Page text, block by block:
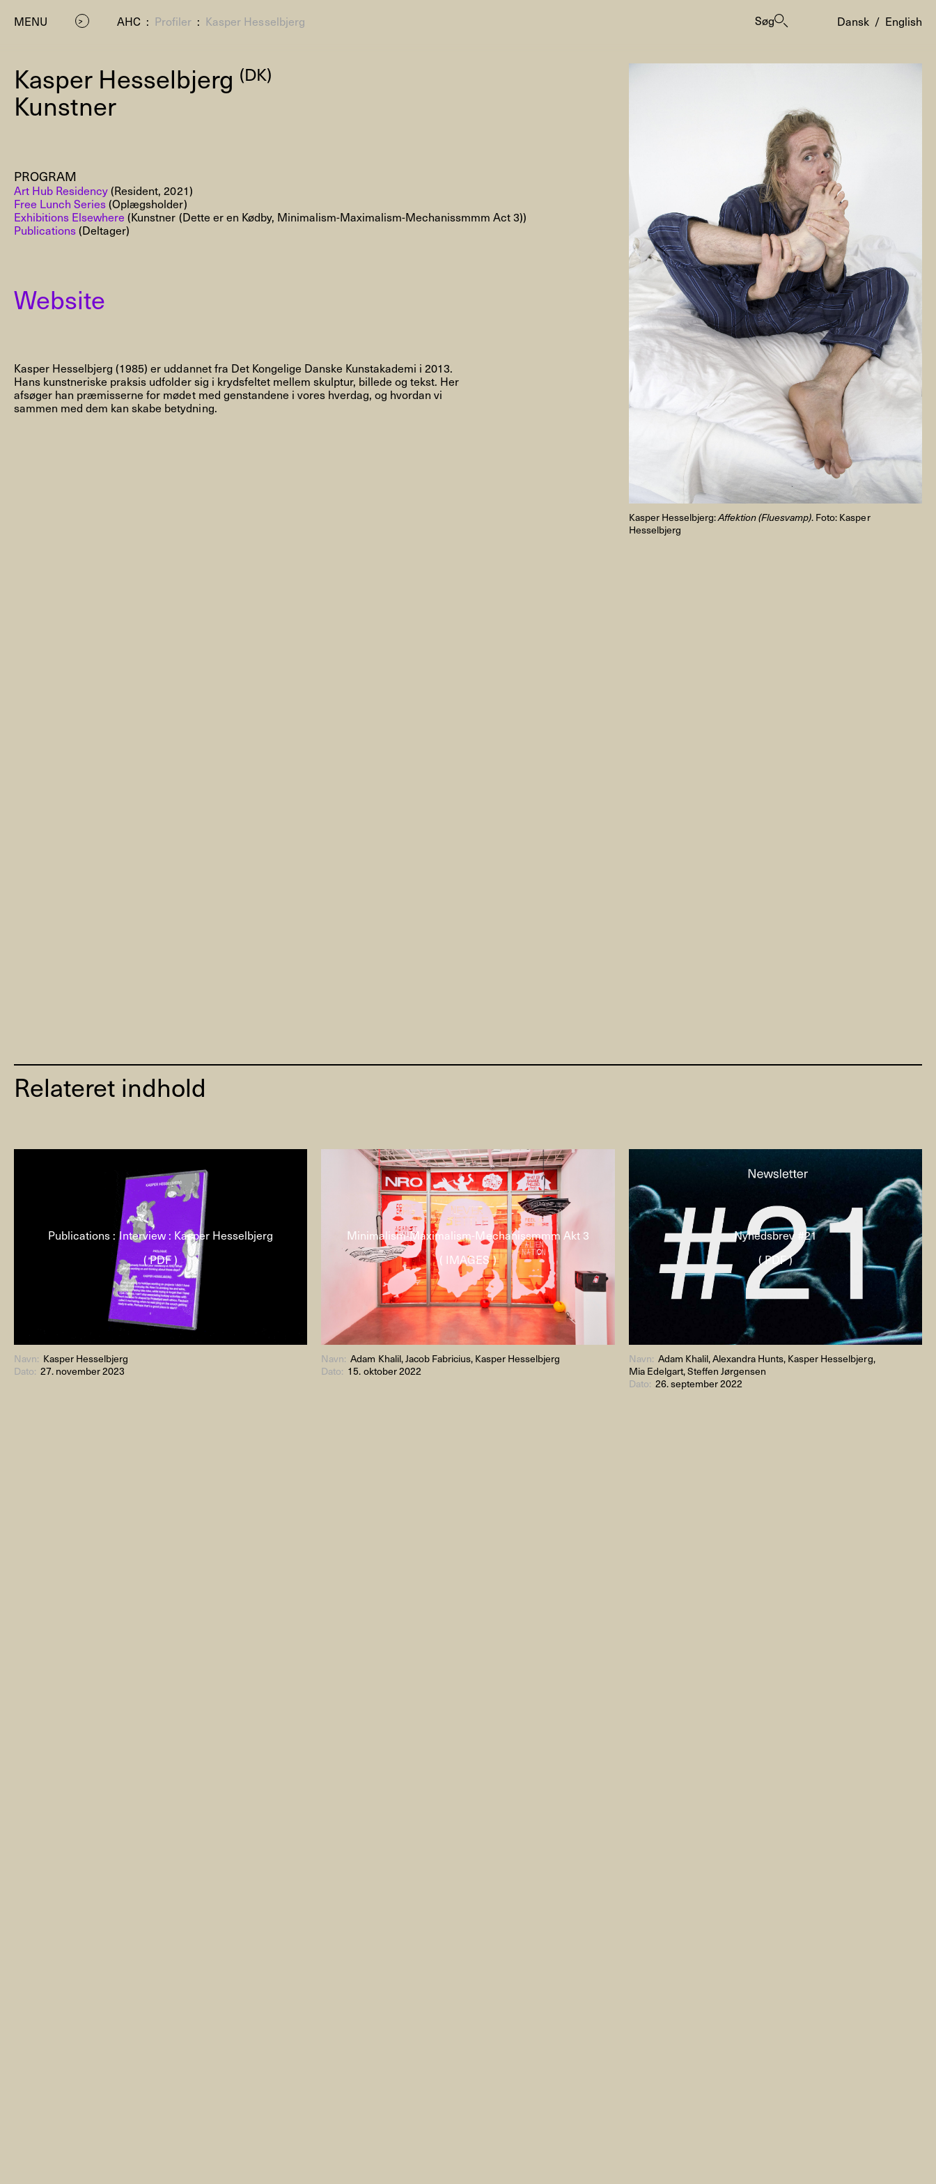
MENU AHC : Profiler : Kasper Hesselbjerg
Kalender Room RoomAHC Channel
Programmer
Public Programmes
Om AHC
NYHEDSBREV
FACEBOOK LINKEDIN COOKIEPOLITIK
Søg Dansk / English
Kasper Hesselbjerg (DK)
Kunstner
PROGRAM
Art Hub Residency(Resident, 2021)
Free Lunch Series(Oplægsholder)
Exhibitions Elsewhere (Kunstner (Dette er en Kødby, Minimalism-Maximalism-Mechanissmmm Act 3))
Publications(Deltager)
Website
Kasper Hesselbjerg (1985) er uddannet fra Det Kongelige Danske Kunstakademi i 2013.
Hans kunstneriske praksis udfolder sig i krydsfeltet mellem skulptur, billede og tekst. Her
afsøger han præmisserne for mødet med genstandene i vores hverdag, og hvordan vi
sammen med dem kan skabe betydning.
Kasper Hesselbjerg:Affektion (Fluesvamp). Foto: Kasper
Hesselbjerg
Relateret indhold
Publications : Interview : Kasper Hesselbjerg
( PDF )
Navn: Kasper Hesselbjerg
Dato:27. november 2023
Minimalism-Maximalism-Mechanissmmm Akt 3
( IMAGES )
Navn:Adam Khalil, Jacob Fabricius, Kasper Hesselbjerg
Dato: 15. oktober 2022
Nyhedsbrev #21
( PDF )
Navn: Adam Khalil, Alexandra Hunts, Kasper Hesselbjerg,
Mia Edelgart, Steffen Jørgensen
Dato: 26. september 2022